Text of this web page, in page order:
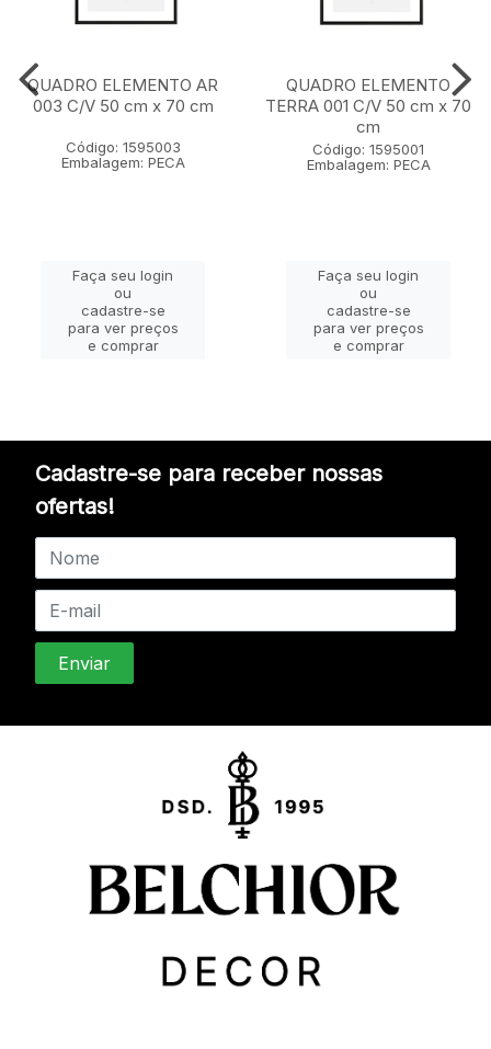
QUADRO ELEMENTO AR
003 C/V 50 cm x 70 cm
Código: 1595003
Embalagem: PECA
Faça seu login
ou
cadastre-se
para ver preços
e comprar
QUADRO ELEMENTO
TERRA 001 C/V 50 cm x 70
cm
Código: 1595001
Embalagem: PECA
Faça seu login
ou
cadastre-se
para ver preços
e comprar
Cadastre-se para receber nossas
ofertas!